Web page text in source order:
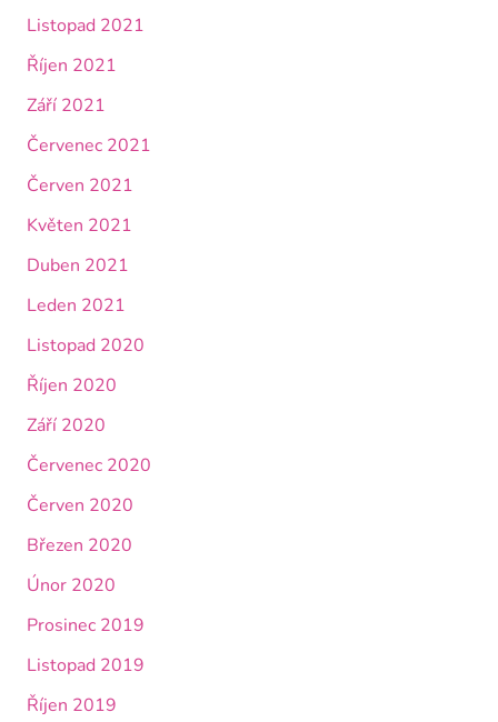
Listopad 2021
Říjen 2021
Září 2021
Červenec 2021
Červen 2021
Květen 2021
Duben 2021
Leden 2021
Listopad 2020
Říjen 2020
Září 2020
Červenec 2020
Červen 2020
Březen 2020
Únor 2020
Prosinec 2019
Listopad 2019
Říjen 2019